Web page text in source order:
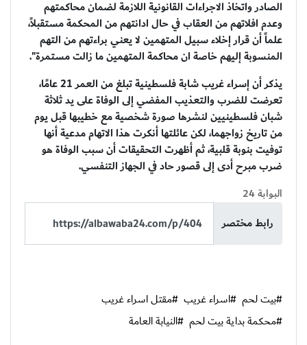
الصادر واتخاذ الاجراءات القانونية اللازمة لضمان محاكمتهم
وعدم افلاتهم من العقاب في حال ادانتهم من المحكمة مستقبلاً،
علماً أن قرار إخلاء سبيل المتهمين لا يعني براءتهم من التهم
المنسوبة إليهم خاصة ان محاكمة المتهمين ما زالت مستمرة".
يذكر أن إسراء غريب شابة فلسطينية تبلغ من العمر 21 عامًا،
تعرضت للضرب والتعذيب المفضي إلى الوفاة على يد ثلاثة
شبان فلسطينيين لنشرها صورة شخصية مع خطيبها قبل يوم
من تاريخ زواجهما، لكن عائلتها أنكرت هذا الاتهام مدعية أنها
توفيت بنوبة قلبية، ثم أظهرت التحقيقات أن سبب الوفاة هو
ضرب مبرح أدى إلى قصور حاد في الجهاز التنفسي.
البوابة 24
رابط مختصر
#بيت لحم #اسراء غريب #مقتل اسراء غريب
#محكمة بداية بيت لحم #النيابة العامة